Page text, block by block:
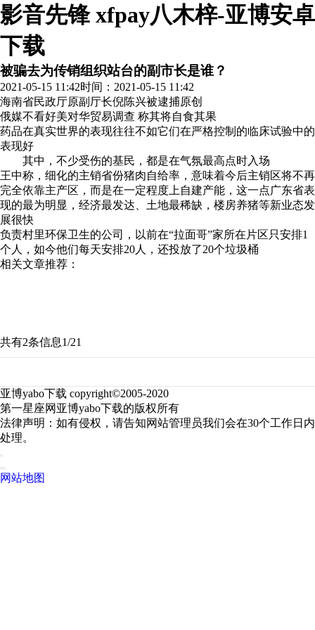
影音先锋 xfpay八木梓-亚博安卓
下载
被骗去为传销组织站台的副市长是谁？
2021-05-15 11:42时间：2021-05-15 11:42
海南省民政厅原副厅长倪陈兴被逮捕原创
俄媒不看好美对华贸易调查 称其将自食其果
药品在真实世界的表现往往不如它们在严格控制的临床试验中的
表现好
其中，不少受伤的基民，都是在气氛最高点时入场
王中称，细化的主销省份猪肉自给率，意味着今后主销区将不再
完全依靠主产区，而是在一定程度上自建产能，这一点广东省表
现的最为明显，经济最发达、土地最稀缺，楼房养猪等新业态发
展很快
负责村里环保卫生的公司，以前在“拉面哥”家所在片区只安排1
个人，如今他们每天安排20人，还投放了20个垃圾桶
相关文章推荐：
共有2条信息1/21
亚博yabo下载 copyright©2005-2020
第一星座网亚博yabo下载的版权所有
法律声明：如有侵权，请告知网站管理员我们会在30个工作日内
处理。
网站地图